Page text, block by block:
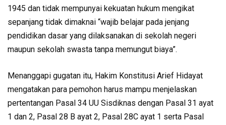
1945 dan tidak mempunyai kekuatan hukum mengikat
sepanjang tidak dimaknai “wajib belajar pada jenjang
pendidikan dasar yang dilaksanakan di sekolah negeri
maupun sekolah swasta tanpa memungut biaya”.
Menanggapi gugatan itu, Hakim Konstitusi Arief Hidayat
mengatakan para pemohon harus mampu menjelaskan
pertentangan Pasal 34 UU Sisdiknas dengan Pasal 31 ayat
1 dan 2, Pasal 28 B ayat 2, Pasal 28C ayat 1 serta Pasal